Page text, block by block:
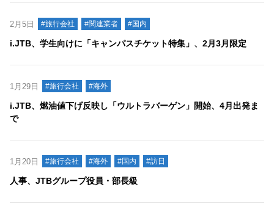
2月5日 #旅行会社 #関連業者 #国内
i.JTB、学生向けに「キャンパスチケット特集」、2月3月限定
1月29日 #旅行会社 #海外
i.JTB、燃油値下げ反映し「ウルトラバーゲン」開始、4月出発ま
で
1月20日 #旅行会社 #海外 #国内 #訪日
人事、JTBグループ役員・部長級